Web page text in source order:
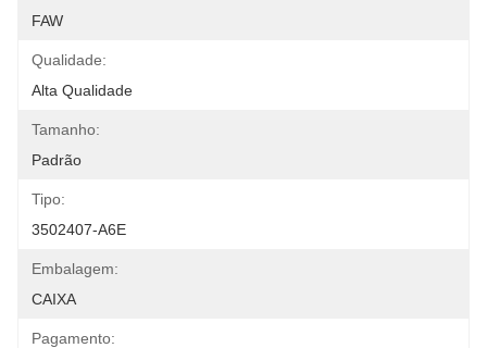
FAW
Qualidade:
Alta Qualidade
Tamanho:
Padrão
Tipo:
3502407-A6E
Embalagem:
CAIXA
Pagamento: